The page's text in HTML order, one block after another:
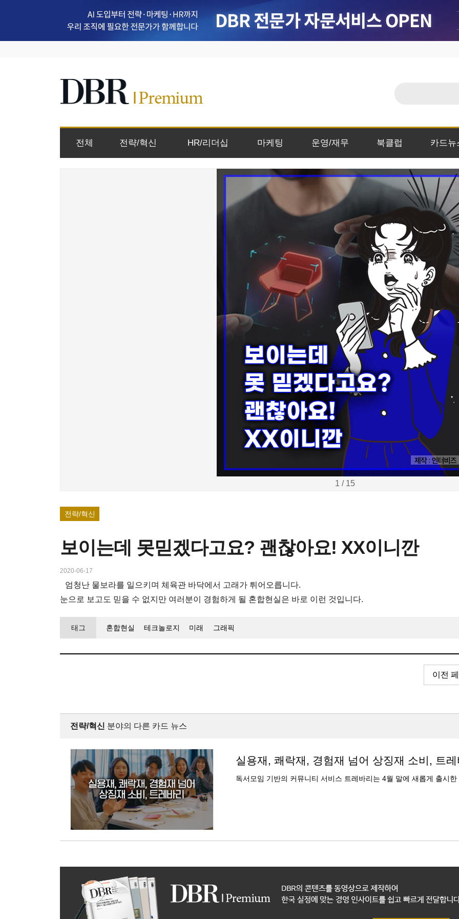
전체 전략/혁신 HR/리더십 마케팅 운영/재무 북클럽 카드뉴
1 / 15
전략/혁신
보이는데 못믿겠다고요? 괜찮아요! XX이니깐
2020-06-17
엄청난 물보라를 일으키며 체육관 바닥에서 고래가 튀어오릅니다.
눈으로 보고도 믿을 수 없지만 여러분이 경험하게 될 혼합현실은 바로 이런 것입니다.
태그 혼합현실 테크놀로지 미래 그래픽
이전
전략/혁신 분야의 다른 카드 뉴스
실용재, 쾌락재, 경험재 넘어 상징재 소비, 트
독서모임 기반의 커뮤니티 서비스 트레바리는 4월 말에 새롭게 출시한